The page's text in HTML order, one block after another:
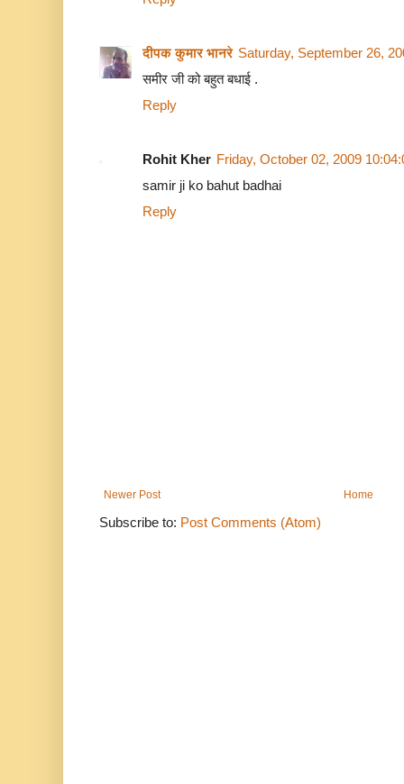
दीपक कुमार भानरे Saturday, September 26,
समीर जी को बहुत बधाई .
Reply
Rohit Kher Friday, October 02, 2009
samir ji ko bahut badhai
Reply
Newer Post Home
Subscribe to: Post Comments (Atom)